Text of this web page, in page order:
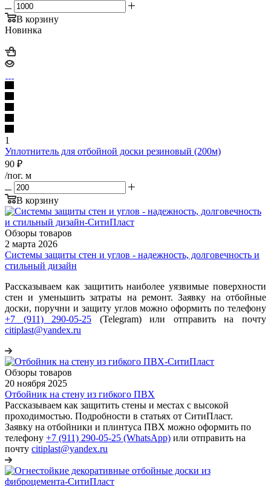
В корзину
Новинка
1
Уплотнитель для отбойной доски резиновый (200м)
90 ₽
/пог. м
В корзину
Обзоры товаров
2 марта 2026
Системы защиты стен и углов - надежность, долговечность и
стильный дизайн
Рассказываем как защитить наиболее уязвимые поверхности
стен и уменьшить затраты на ремонт. Заявку на отбойные
доски, поручни и защиту углов можно оформить по телефону
+7 (911) 290-05-25 (Telegram) или отправить на почту
citiplast@yandex.ru
Обзоры товаров
20 ноября 2025
Отбойник на стену из гибкого ПВХ
Рассказываем как защитить стены и местах с высокой
проходимостью. Подробности в статьях от СитиПласт.
Заявку на отбойники и плинтуса ПВХ можно оформить по
телефону +7 (911) 290-05-25 (WhatsApp) или отправить на
почту citiplast@yandex.ru